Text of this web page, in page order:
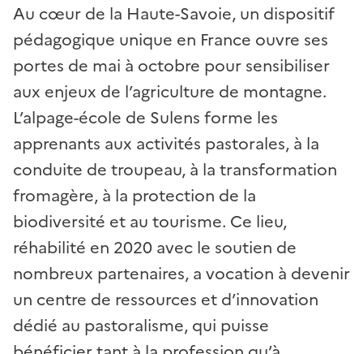
Au cœur de la Haute-Savoie, un dispositif
pédagogique unique en France ouvre ses
portes de mai à octobre pour sensibiliser
aux enjeux de l’agriculture de montagne.
L’alpage-école de Sulens forme les
apprenants aux activités pastorales, à la
conduite de troupeau, à la transformation
fromagère, à la protection de la
biodiversité et au tourisme. Ce lieu,
réhabilité en 2020 avec le soutien de
nombreux partenaires, a vocation à devenir
un centre de ressources et d’innovation
dédié au pastoralisme, qui puisse